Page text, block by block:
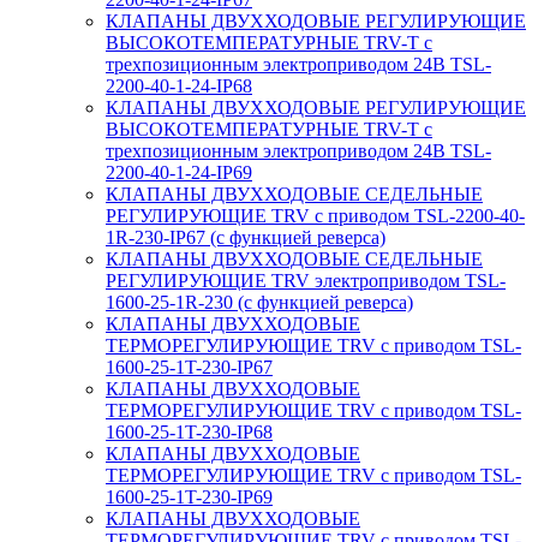
КЛАПАНЫ ДВУХХОДОВЫЕ РЕГУЛИРУЮЩИЕ
ВЫСОКОТЕМПЕРАТУРНЫЕ TRV-T с
трехпозиционным электроприводом 24В TSL-
2200-40-1-24-IP68
КЛАПАНЫ ДВУХХОДОВЫЕ РЕГУЛИРУЮЩИЕ
ВЫСОКОТЕМПЕРАТУРНЫЕ TRV-T с
трехпозиционным электроприводом 24В TSL-
2200-40-1-24-IP69
КЛАПАНЫ ДВУХХОДОВЫЕ СЕДЕЛЬНЫЕ
РЕГУЛИРУЮЩИЕ TRV с приводом TSL-2200-40-
1R-230-IP67 (с функцией реверса)
КЛАПАНЫ ДВУХХОДОВЫЕ СЕДЕЛЬНЫЕ
РЕГУЛИРУЮЩИЕ TRV электроприводом TSL-
1600-25-1R-230 (с функцией реверса)
КЛАПАНЫ ДВУХХОДОВЫЕ
ТЕРМОРЕГУЛИРУЮЩИЕ TRV с приводом TSL-
1600-25-1T-230-IP67
КЛАПАНЫ ДВУХХОДОВЫЕ
ТЕРМОРЕГУЛИРУЮЩИЕ TRV с приводом TSL-
1600-25-1T-230-IP68
КЛАПАНЫ ДВУХХОДОВЫЕ
ТЕРМОРЕГУЛИРУЮЩИЕ TRV с приводом TSL-
1600-25-1T-230-IP69
КЛАПАНЫ ДВУХХОДОВЫЕ